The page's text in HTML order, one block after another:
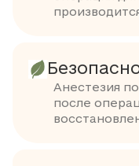
Анестезия
после